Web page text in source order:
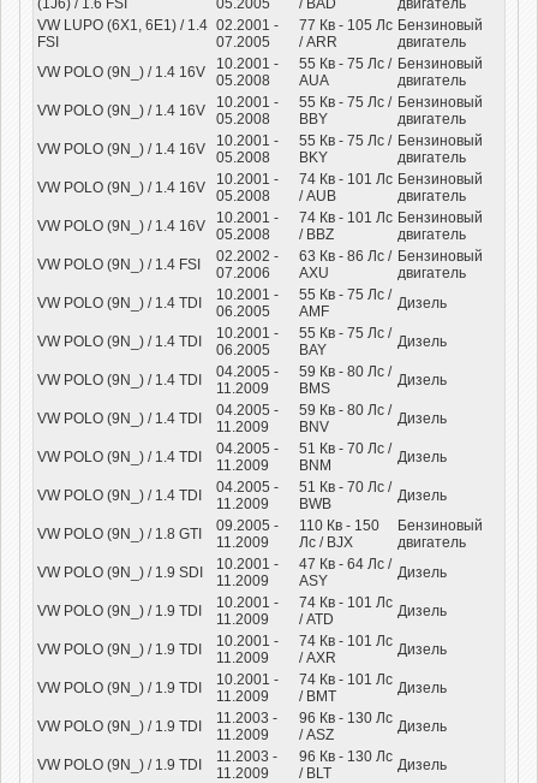
(1J6) / 1.6 FSI
05.2005
/ BAD
двигатель
VW LUPO (6X1, 6E1) / 1.4
FSI
02.2001 -
07.2005
77 Кв - 105 Лс
/ ARR
Бензиновый
двигатель
VW POLO (9N_) / 1.4 16V
10.2001 -
05.2008
55 Кв - 75 Лс /
AUA
Бензиновый
двигатель
VW POLO (9N_) / 1.4 16V
10.2001 -
05.2008
55 Кв - 75 Лс /
BBY
Бензиновый
двигатель
VW POLO (9N_) / 1.4 16V
10.2001 -
05.2008
55 Кв - 75 Лс /
BKY
Бензиновый
двигатель
VW POLO (9N_) / 1.4 16V
10.2001 -
05.2008
74 Кв - 101 Лс
/ AUB
Бензиновый
двигатель
VW POLO (9N_) / 1.4 16V
10.2001 -
05.2008
74 Кв - 101 Лс
/ BBZ
Бензиновый
двигатель
VW POLO (9N_) / 1.4 FSI
02.2002 -
07.2006
63 Кв - 86 Лс /
AXU
Бензиновый
двигатель
VW POLO (9N_) / 1.4 TDI
10.2001 -
06.2005
55 Кв - 75 Лс /
AMF
Дизель
VW POLO (9N_) / 1.4 TDI
10.2001 -
06.2005
55 Кв - 75 Лс /
BAY
Дизель
VW POLO (9N_) / 1.4 TDI
04.2005 -
11.2009
59 Кв - 80 Лс /
BMS
Дизель
VW POLO (9N_) / 1.4 TDI
04.2005 -
11.2009
59 Кв - 80 Лс /
BNV
Дизель
VW POLO (9N_) / 1.4 TDI
04.2005 -
11.2009
51 Кв - 70 Лс /
BNM
Дизель
VW POLO (9N_) / 1.4 TDI
04.2005 -
11.2009
51 Кв - 70 Лс /
BWB
Дизель
VW POLO (9N_) / 1.8 GTI
09.2005 -
11.2009
110 Кв - 150
Лс / BJX
Бензиновый
двигатель
VW POLO (9N_) / 1.9 SDI
10.2001 -
11.2009
47 Кв - 64 Лс /
ASY
Дизель
VW POLO (9N_) / 1.9 TDI
10.2001 -
11.2009
74 Кв - 101 Лс
/ ATD
Дизель
VW POLO (9N_) / 1.9 TDI
10.2001 -
11.2009
74 Кв - 101 Лс
/ AXR
Дизель
VW POLO (9N_) / 1.9 TDI
10.2001 -
11.2009
74 Кв - 101 Лс
/ BMT
Дизель
VW POLO (9N_) / 1.9 TDI
11.2003 -
11.2009
96 Кв - 130 Лс
/ ASZ
Дизель
VW POLO (9N_) / 1.9 TDI
11.2003 -
11.2009
96 Кв - 130 Лс
/ BLT
Дизель